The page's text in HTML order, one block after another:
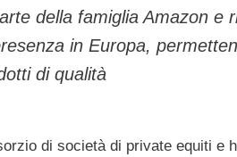
della famiglia Amazon e
in Europa,
di qualità
di società di private equiti e